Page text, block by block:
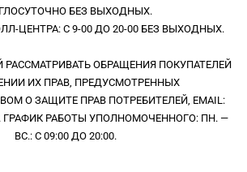
БЕЗ ВЫХОДНЫХ.
ЦЕНТРА: С 9-00 ДО 20-00 БЕЗ ВЫХОДНЫХ.
ОБРАЩЕНИЯ ПОКУПАТЕЛЕЙ
ИХ ПРАВ, ПРЕДУСМОТРЕННЫХ
О ЗАЩИТЕ ПРАВ ПОТРЕБИТЕЛЕЙ, EMAIL:
ГРАФИК РАБОТЫ УПОЛНОМОЧЕННОГО: ПН. —
ВС.: С 09:00 ДО 20:00.